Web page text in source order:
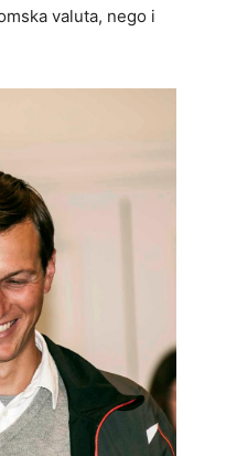
valuta, nego i